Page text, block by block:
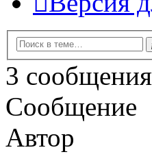
3
Сообщение
Автор